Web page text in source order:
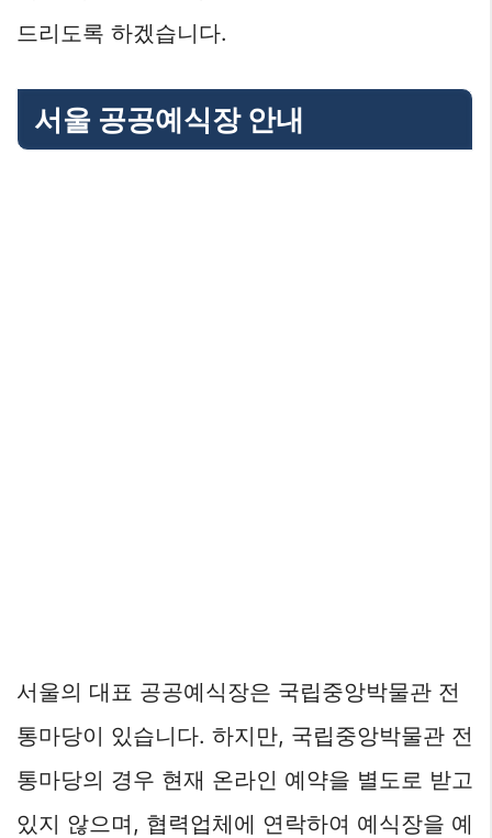
드리도록 하겠습니다.
서울 공공예식장 안내
서울의 대표 공공예식장은 국립중앙박물관 전
통마당이 있습니다. 하지만, 국립중앙박물관 전
통마당의 경우 현재 온라인 예약을 별도로 받고
있지 않으며, 협력업체에 연락하여 예식장을 예